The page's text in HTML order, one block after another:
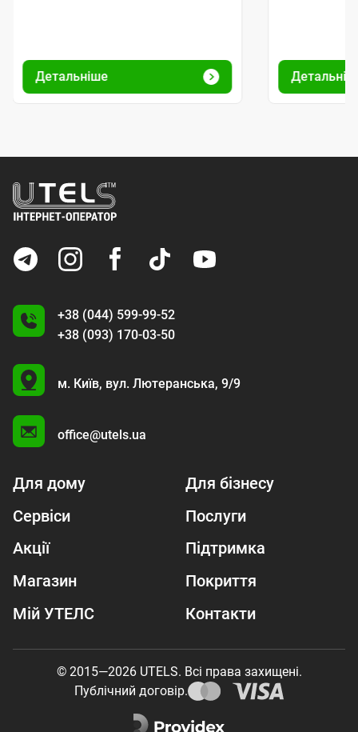
Детальніше
+38 (044) 599-99-52
+38 (093) 170-03-50
U
м. Київ, вул. Лютеранська, 9/9
office@utels.ua
Для дому
Для бізнесу
Сервіси
Послуги
Акції
Підтримка
Магазин
Покриття
Мій УТЕЛС
Контакти
© 2015—2026 UTELS. Всі права захищені.
Публічний договір.